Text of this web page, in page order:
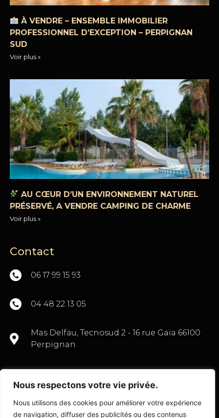
Nous respectons votre vie privée.
Nous utilisons des cookies pour améliorer votre expérience
de navigation, diffuser des publicités ou des contenus
À VENDRE – ENSEMBLE IMMOBILIER
PROFESSIONNEL D’EXCEPTION – PERPIGNAN
SUD
Voir plus »
AU CŒUR D’UN ENVIRONNEMENT NATUREL
PRÉSERVÉ, A VENDRE CAMPING DE CHARME
Voir plus »
Contact
06 17 99 15 93
04 48 22 13 05
Mas Delfau, Tecnosud 2 - 16 rue Gaïa 66100
Perpignan
CONTACTEZ-NOUS